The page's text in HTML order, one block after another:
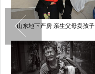
山东地下产房 亲生父母卖孩子